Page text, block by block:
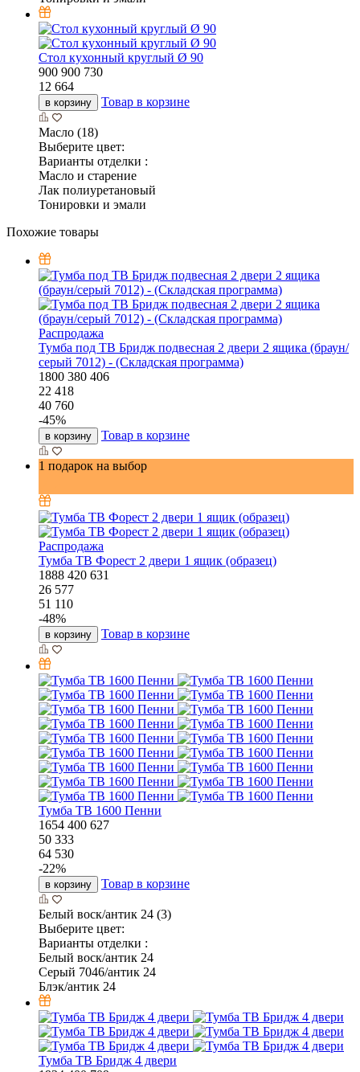
Стол кухонный круглый Ø 90
900 900 730
12 664
в корзину Товар в корзине
Масло (18)
Выберите цвет:
Варианты отделки :
Масло и старение
Лак полиуретановый
Тонировки и эмали
Похожие товары
Распродажа
Тумба под ТВ Бридж подвесная 2 двери 2 ящика (браун/
серый 7012) - (Складская программа)
1800 380 406
22 418
40 760
-45%
в корзину Товар в корзине
1 подарок на выбор
Распродажа
Тумба ТВ Форест 2 двери 1 ящик (образец)
1888 420 631
26 577
51 110
-48%
в корзину Товар в корзине
Тумба ТВ 1600 Пенни
1654 400 627
50 333
64 530
-22%
в корзину Товар в корзине
Белый воск/антик 24 (3)
Выберите цвет:
Варианты отделки :
Белый воск/антик 24
Серый 7046/антик 24
Блэк/антик 24
Тумба ТВ Бридж 4 двери